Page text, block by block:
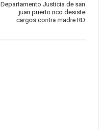
Departamento Justicia de san
juan puerto rico desiste
cargos contra madre RD